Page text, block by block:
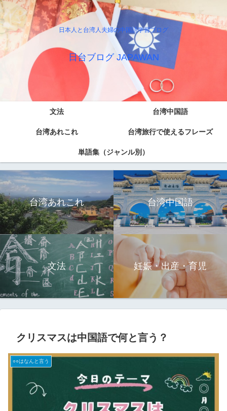
日本人と台湾人夫婦の中国語学習ブログ
日台ブログ JAPAWAN
文法 台湾中国語
台湾あれこれ 台湾旅行で使えるフレーズ
単語集（ジャンル別）
台湾あれこれ 台湾中国語
文法 妊娠・出産・育児
クリスマスは中国語で何と言う？
○○はなんと言う